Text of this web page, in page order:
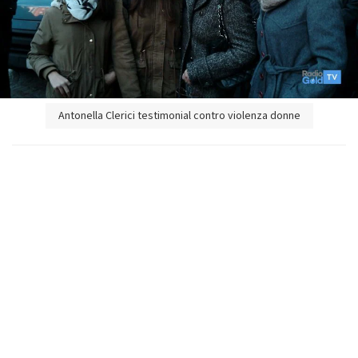
Antonella Clerici testimonial contro violenza donne